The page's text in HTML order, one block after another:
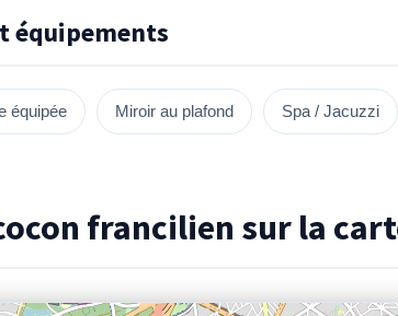
équipements
équipée Miroir au plafond Spa / Jacuzzi
francilien sur la